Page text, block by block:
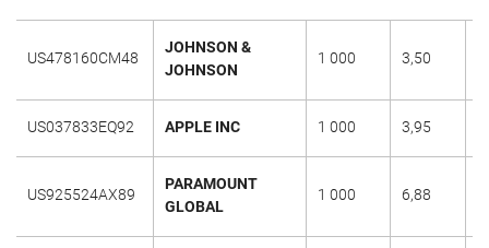
US478160CM48
JOHNSON &
JOHNSON
1 000 3,50
US037833EQ92 APPLE INC 1 000 3,95
US925524AX89
PARAMOUNT
GLOBAL
1 000 6,88